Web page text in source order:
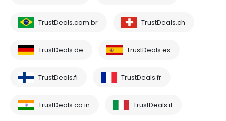
TrustDeals.com.br TrustDeals.ch
TrustDeals.de TrustDeals.es
TrustDeals.fi TrustDeals.fr
TrustDeals.co.in TrustDeals.it